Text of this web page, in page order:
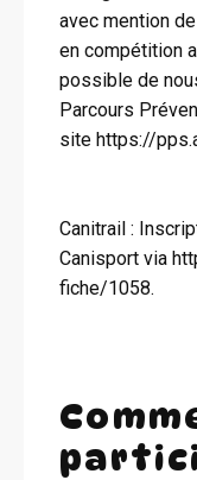
avec mention
en compétition
possible de
Parcours
site https://
Canitrail :
Canisport via
fiche/1058.